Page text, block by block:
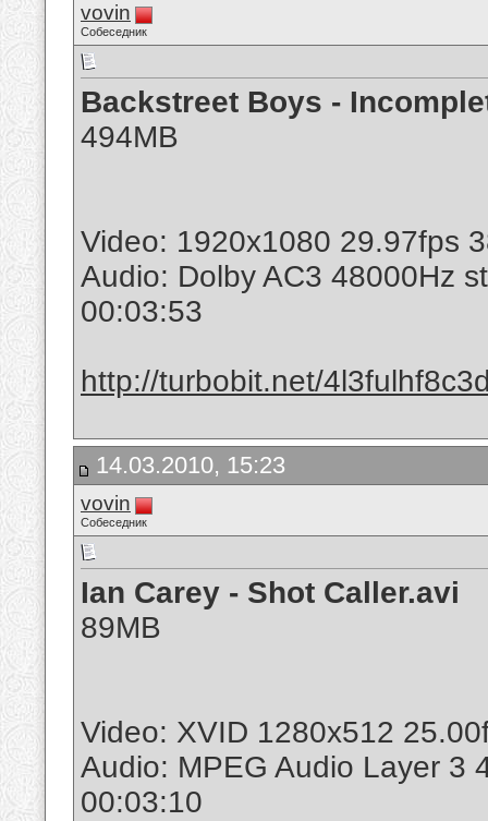
vovin
Собеседник
Backstreet Boys -
494MB
Video: 1920x1080 29.97fps
Audio: Dolby AC3 48000Hz
00:03:53
http://turbobit.net/
14.03.2010, 15:23
vovin
Собеседник
Ian Carey - Shot Caller.avi
89MB
Video: XVID 1280x512
Audio: MPEG Audio Layer 3
00:03:10